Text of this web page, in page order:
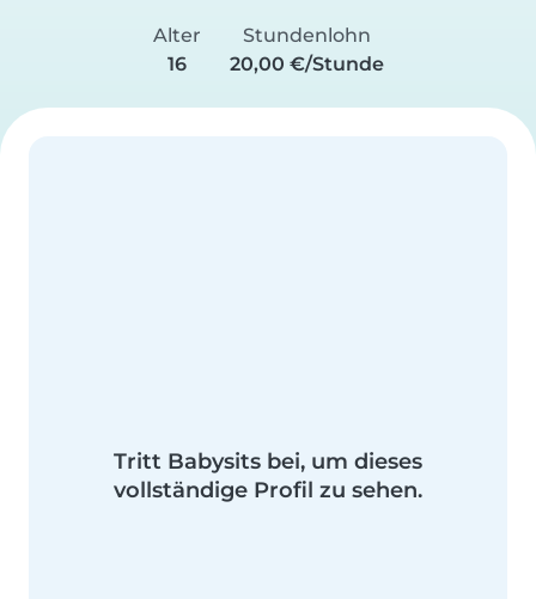
Alter
16
Stundenlohn
20,00 €/Stunde
Tritt Babysits bei, um dieses
vollständige Profil zu sehen.